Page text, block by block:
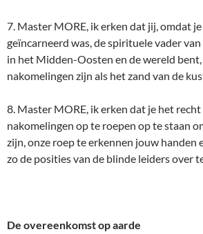
7. Master MORE, ik erken dat jij, omdat
geïncarneerd was, de spirituele vader
in het Midden-Oosten en de wereld
nakomelingen zijn als het zand van de
8. Master MORE, ik erken dat je het
nakomelingen op te roepen op te staan
zijn, onze roep te erkennen jouw handen
zo de posities van de blinde leiders over
De overeenkomst op aarde